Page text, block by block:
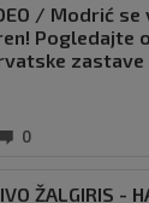
/ Modrić se
Pogledajte
zastave
0
ŽALGIRIS -